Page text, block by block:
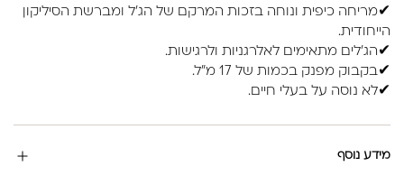
✔מריחה כיפית ונוחה בזכות המרקם של הג'ל ומברשת הסיליקון
הייחודית.
✔הג'לים מתאימים לאלרגניות ולרגישות.
✔בקבוק מפנק בכמות של 17 מ"ל.
✔לא נוסה על בעלי חיים.
מידע נוסף